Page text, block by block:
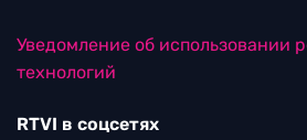
Уведомление об использовании
технологий
RTVI в соцсетях